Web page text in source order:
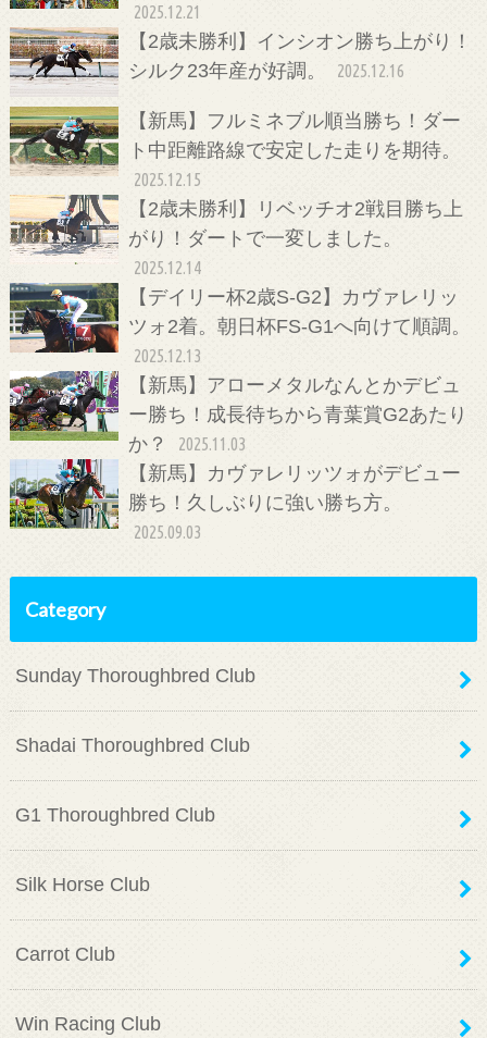
2025.12.21
【2歳未勝利】インシオン勝ち上がり！
シルク23年産が好調。
2025.12.16
【新馬】フルミネブル順当勝ち！ダー
ト中距離路線で安定した走りを期待。
2025.12.15
【2歳未勝利】リベッチオ2戦目勝ち上
がり！ダートで一変しました。
2025.12.14
【デイリー杯2歳S-G2】カヴァレリッ
ツォ2着。朝日杯FS-G1へ向けて順調。
2025.12.13
【新馬】アローメタルなんとかデビュ
ー勝ち！成長待ちから青葉賞G2あたり
か？
2025.11.03
【新馬】カヴァレリッツォがデビュー
勝ち！久しぶりに強い勝ち方。
2025.09.03
Category
Sunday Thoroughbred Club
Shadai Thoroughbred Club
G1 Thoroughbred Club
Silk Horse Club
Carrot Club
Win Racing Club